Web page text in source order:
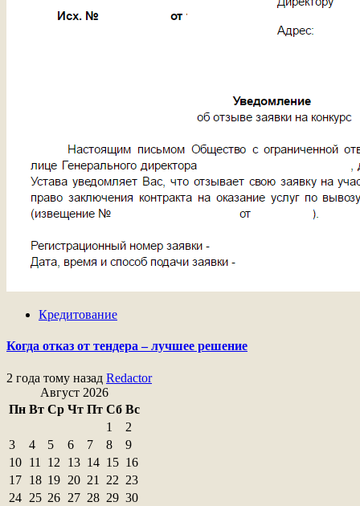
Кредитование
Когда отказ от тендера – лучшее решение
2 года тому назад Redactor
Август 2026
Пн Вт Ср Чт Пт Сб Вс
1
2
3
4 5 6 7 8
9
10 11 12 13 14 15 16
17 18 19 20 21 22 23
24 25 26 27 28 29 30